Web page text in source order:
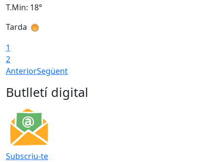
T.Min: 18°
Tarda
1
2
AnteriorSegüent
Butlletí digital
Subscriu-te